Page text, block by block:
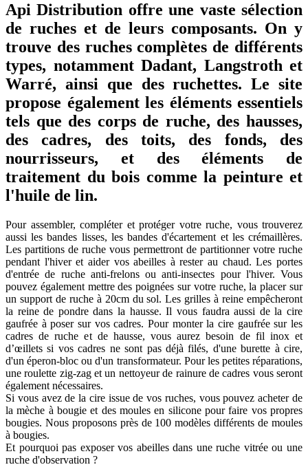
Api Distribution offre une vaste sélection
de ruches et de leurs composants. On y
trouve des ruches complètes de différents
types, notamment Dadant, Langstroth et
Warré, ainsi que des ruchettes. Le site
propose également les éléments essentiels
tels que des corps de ruche, des hausses,
des cadres, des toits, des fonds, des
nourrisseurs, et des éléments de
traitement du bois comme la peinture et
l'huile de lin.
Pour assembler, compléter et protéger votre ruche, vous trouverez
aussi les bandes lisses, les bandes d'écartement et les crémaillères.
Les partitions de ruche vous permettront de partitionner votre ruche
pendant l'hiver et aider vos abeilles à rester au chaud. Les portes
d'entrée de ruche anti-frelons ou anti-insectes pour l'hiver. Vous
pouvez également mettre des poignées sur votre ruche, la placer sur
un support de ruche à 20cm du sol. Les grilles à reine empêcheront
la reine de pondre dans la hausse. Il vous faudra aussi de la cire
gaufrée à poser sur vos cadres. Pour monter la cire gaufrée sur les
cadres de ruche et de hausse, vous aurez besoin de fil inox et
d’œillets si vos cadres ne sont pas déjà filés, d'une burette à cire,
d'un éperon-bloc ou d'un transformateur. Pour les petites réparations,
une roulette zig-zag et un nettoyeur de rainure de cadres vous seront
également nécessaires.
Si vous avez de la cire issue de vos ruches, vous pouvez acheter de
la mèche à bougie et des moules en silicone pour faire vos propres
bougies. Nous proposons près de 100 modèles différents de moules
à bougies.
Et pourquoi pas exposer vos abeilles dans une ruche vitrée ou une
ruche d'observation ?